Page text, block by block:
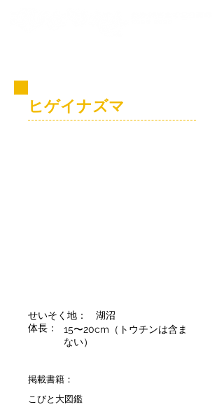
ヒゲイナズマ
せいそく地：
湖沼
体長：
15〜20cm（トウチンは含ま
ない）
掲載書籍：
こびと大図鑑